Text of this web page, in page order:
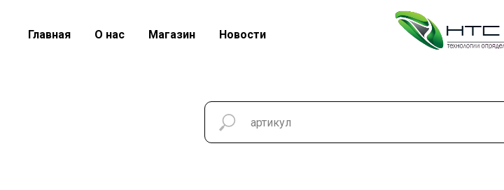
Главная О нас Магазин Новости